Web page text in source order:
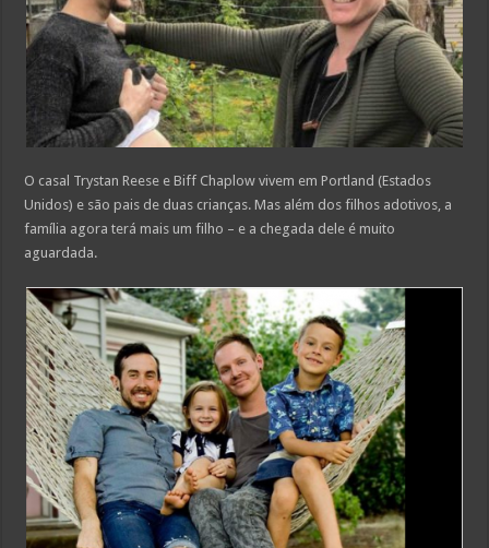
O casal Trystan Reese e Biff Chaplow vivem em Portland (Estados
Unidos) e são pais de duas crianças. Mas além dos filhos adotivos, a
família agora terá mais um filho – e a chegada dele é muito
aguardada.